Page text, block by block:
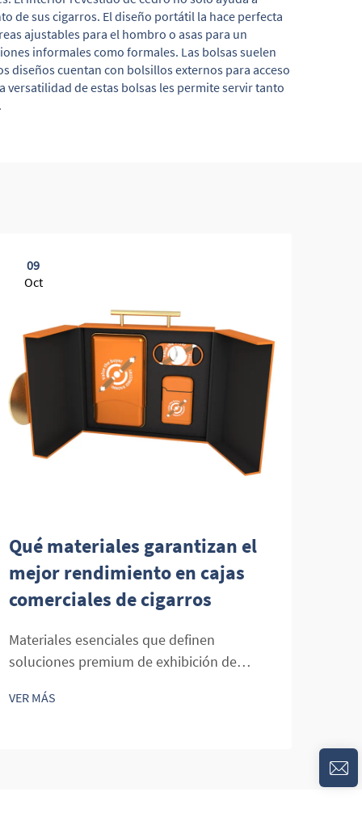
de sus cigarros. El diseño portátil la hace perfecta
ajustables para el hombro o asas para un
informales como formales. Las bolsas suelen
diseños cuentan con bolsillos externos para acceso
de estas bolsas les permite servir tanto
09
Oct
Qué materiales garantizan el
mejor rendimiento en cajas
comerciales de cigarros
Materiales esenciales que definen
soluciones premium de exhibición de
cigarros en entornos minoristas exige una
VER MÁS
al